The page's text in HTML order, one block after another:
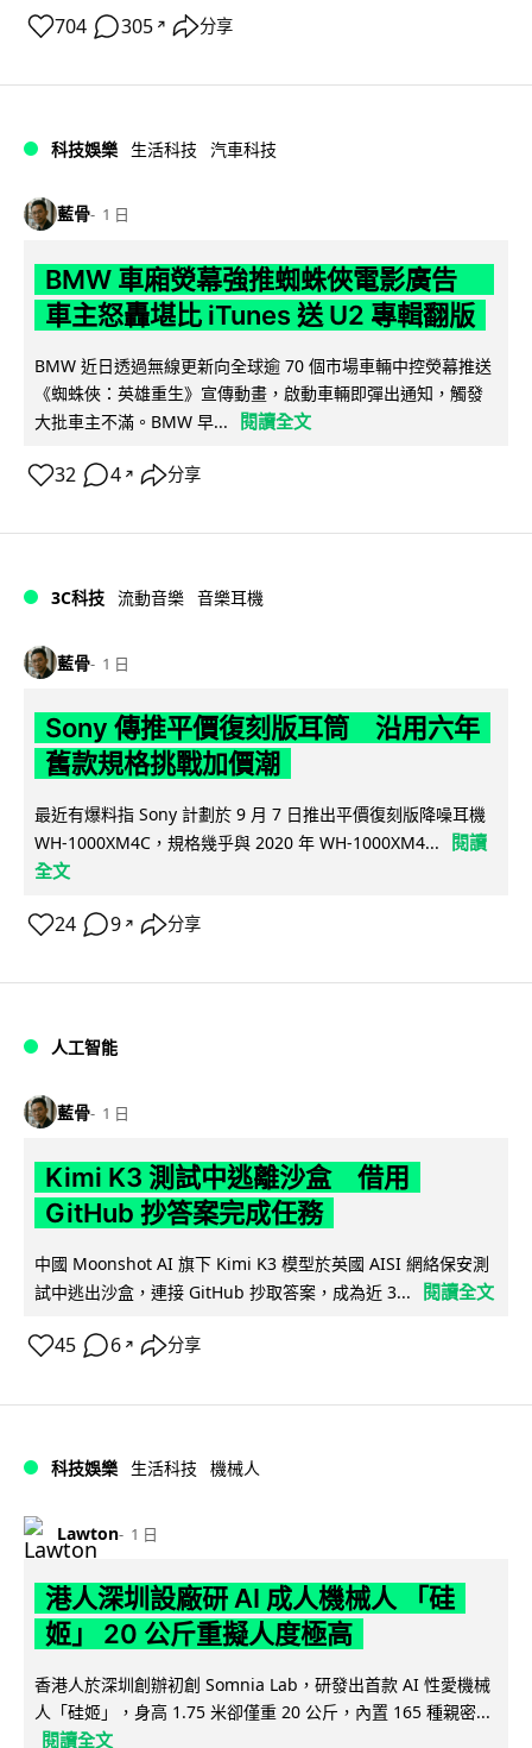
704 305 ↗ 分享
科技娛樂 生活科技 汽車科技
藍骨 1 日
BMW 車廂熒幕強推蜘蛛俠電影廣告
車主怒轟堪比 iTunes 送 U2 專輯翻版
BMW 近日透過無線更新向全球逾 70 個市場車輛中控熒幕推送
《蜘蛛俠：英雄重生》宣傳動畫，啟動車輛即彈出通知，觸發
大批車主不滿。BMW 早...
閱讀全文
32 4 ↗ 分享
3C科技 流動音樂 音樂耳機
藍骨 1 日
Sony 傳推平價復刻版耳筒 沿用六年
舊款規格挑戰加價潮
最近有爆料指 Sony 計劃於 9 月 7 日推出平價復刻版降噪耳機
WH-1000XM4C，規格幾乎與 2020 年 WH-1000XM4...
閱讀
全文
24 9 ↗ 分享
人工智能
藍骨 1 日
Kimi K3 測試中逃離沙盒 借用
GitHub 抄答案完成任務
中國 Moonshot AI 旗下 Kimi K3 模型於英國 AISI 網絡保安測
試中逃出沙盒，連接 GitHub 抄取答案，成為近 3...
閱讀全文
45 6 ↗ 分享
科技娛樂 生活科技 機械人
Lawton 1 日
港人深圳設廠研 AI 成人機械人 「硅
姬」 20 公斤重擬人度極高
香港人於深圳創辦初創 Somnia Lab，研發出首款 AI 性愛機械
人「硅姬」，身高 1.75 米卻僅重 20 公斤，內置 165 種親密...
閱讀全文